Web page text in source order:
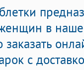
в
с